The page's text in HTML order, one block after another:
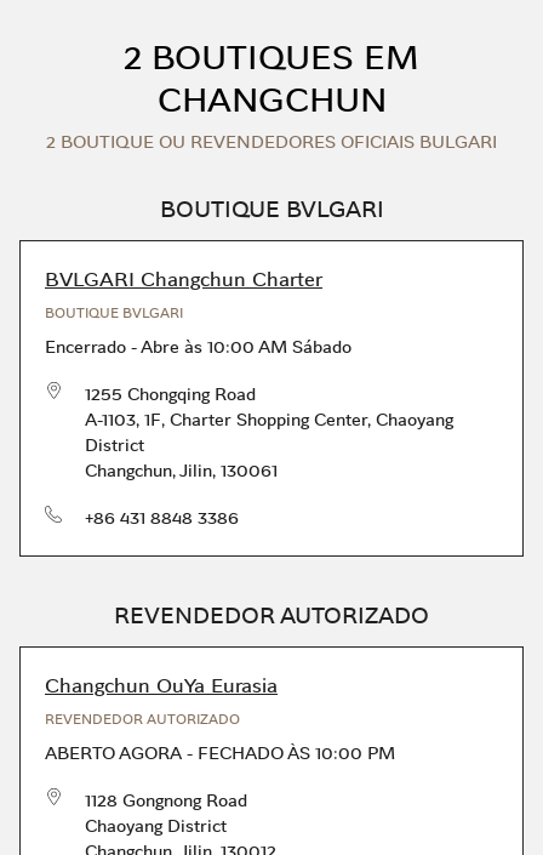
2 BOUTIQUES EM
CHANGCHUN
2 BOUTIQUE OU REVENDEDORES OFICIAIS BULGARI
BOUTIQUE BVLGARI
BVLGARI Changchun Charter
BOUTIQUE BVLGARI
Encerrado -Abre às 10:00 AM Sábado
1255 Chongqing Road
A-1103, 1F, Charter Shopping Center, Chaoyang
District
Changchun,Jilin, 130061
telefone+86 431 8848 3386
REVENDEDOR AUTORIZADO
Changchun OuYa Eurasia
REVENDEDOR AUTORIZADO
ABERTO AGORA - FECHADO ÀS 10:00 PM
1128 Gongnong Road
Chaoyang District